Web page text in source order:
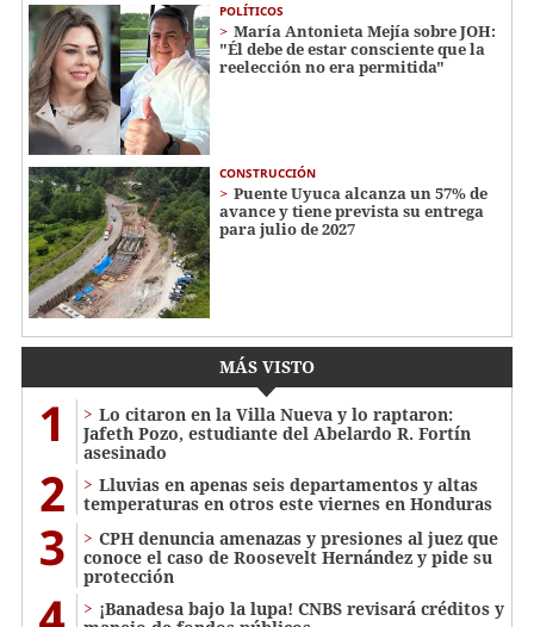
POLÍTICOS
María Antonieta Mejía sobre JOH:
"Él debe de estar consciente que la
reelección no era permitida"
CONSTRUCCIÓN
Puente Uyuca alcanza un 57% de
avance y tiene prevista su entrega
para julio de 2027
MÁS VISTO
1
Lo citaron en la Villa Nueva y lo raptaron:
Jafeth Pozo, estudiante del Abelardo R. Fortín
asesinado
2
Lluvias en apenas seis departamentos y altas
temperaturas en otros este viernes en Honduras
3
CPH denuncia amenazas y presiones al juez que
conoce el caso de Roosevelt Hernández y pide su
protección
¡Banadesa bajo la lupa! CNBS revisará créditos y